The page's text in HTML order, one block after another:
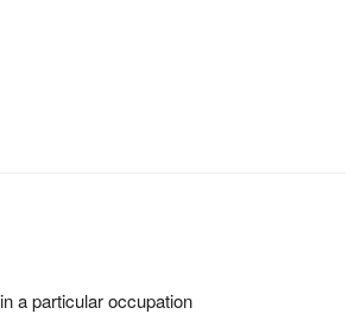
a particular occupation